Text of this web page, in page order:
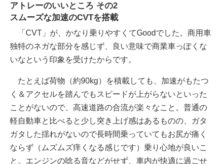
アトレーのいいところ その2
スムーズな加速のCVTを搭載
「CVT」が、かなり乗りやすくてGoodでした。商用車
独特のネガな部分を感じず、良い意味で商業車っぽくな
いなという印象を受けたからです。
たとえば荷物（約90kg）を積載しても、加速がもたつ
く＆アクセルを踏んでもスピードが上がらないといった
ことがないので、高速道路の合流が楽々なこと。普通の
軽自動車と比べると少し突き上げ感はあるものの、ガタ
ガタした揺れがないので長時間乗っていてもお尻が痛く
ならず（ムズムズ痒くなる感じです）乗り心地が良いこ
と。エンジンの唸る音などがせず、車内が快適に過ごせ